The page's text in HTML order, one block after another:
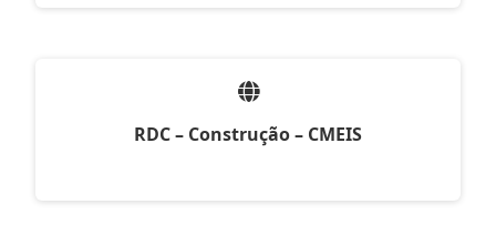
RDC – Construção – CMEIS